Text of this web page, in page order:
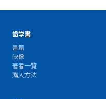
歯学書
書籍
映像
著者一覧
購入方法